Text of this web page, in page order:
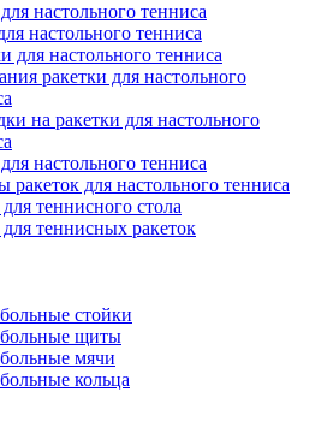
настольного тенниса
настольного тенниса
для настольного тенниса
ракетки для настольного
на ракетки для настольного
настольного тенниса
ракеток для настольного тенниса
теннисного стола
теннисных ракеток
стойки
щиты
мячи
кольца